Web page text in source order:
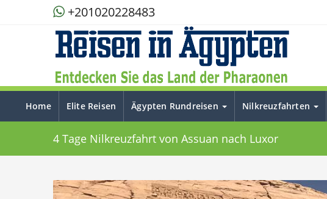
+201020228483
Home Elite Reisen Ägypten Rundreisen Nilkreuzfahrten
4 Tage Nilkreuzfahrt von Assuan nach Luxor